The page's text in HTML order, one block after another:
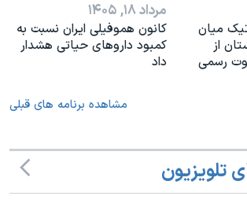
میان
از
رسمی
مرداد ۱۸, ۱۴۰۵
کانون هموفیلی ایران نسبت به
کمبود داروهای حیاتی هشدار
داد
مشاهده برنامه های قبلی
تلویزیون